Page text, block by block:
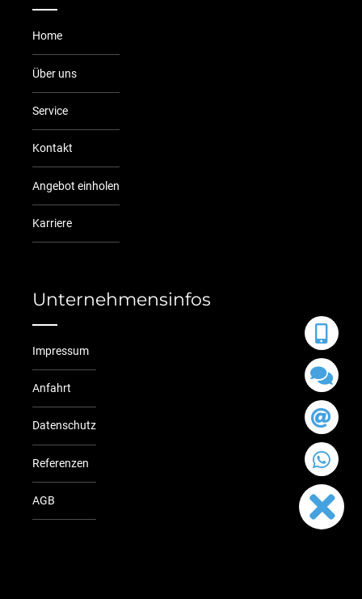
Home
Über uns
Service
Kontakt
Angebot einholen
Karriere
Unternehmensinfos
Impressum
Anfahrt
Datenschutz
Referenzen
AGB